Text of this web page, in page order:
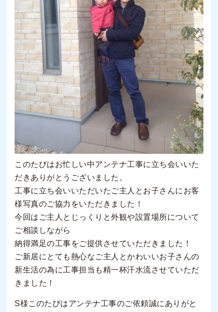
このたびはお忙しい中アンテナ工事に立ち会いいた
だきありがとうございました。
工事に立ち会いいただいたご主人とお子さんにお客
様写真のご協力をいただきました！
今回はご主人とじっくりと外観や設置場所について
ご相談しながら
納得満足の工事をご提供させていただきました！
ご新居にとても熱心なご主人とかわいいお子さんの
新生活の為に工事担当も精一杯汗水流させていただ
きました！
S様このたびはアンテナ工事のご依頼誠にありがと